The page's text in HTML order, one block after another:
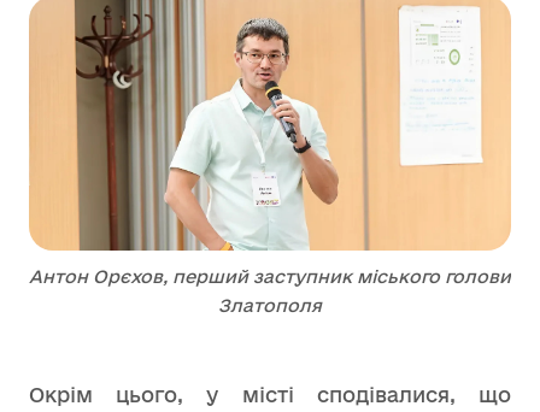
Антон Орєхов, перший заступник міського голови
Златополя
Окрім цього, у місті сподівалися, що